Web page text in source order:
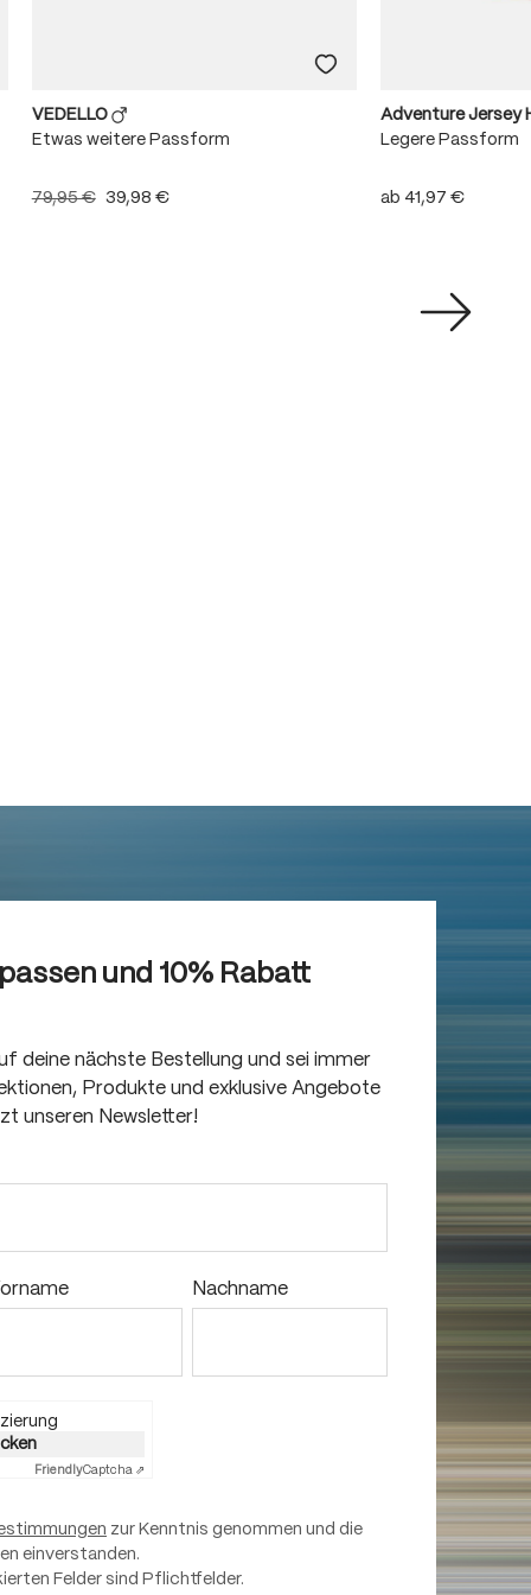
VEDELLO
Etwas weitere Passform
79,95 € 39,98 €
Adventure Jersey
Legere Passform
ab 41,97 €
und 10% Rabatt
deine nächste Bestellung und sei immer
Produkte und exklusive Angebote
unseren Newsletter!
Nachname
FriendlyCaptcha ⇗
zur Kenntnis genommen und die
einverstanden.
Felder sind Pflichtfelder.